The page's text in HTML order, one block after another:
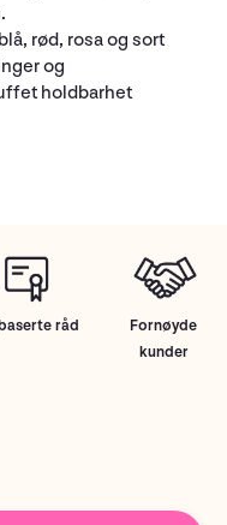
rød, rosa og sort
og
holdbarhet
råd
Fornøyde
kunder